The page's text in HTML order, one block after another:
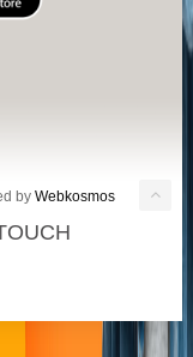
byWebkosmos